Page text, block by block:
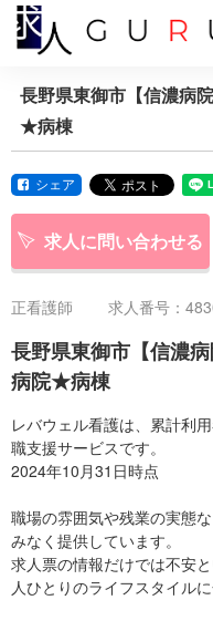
長野県東御市【信濃病
★病棟
シェア
求人に問い合わせる
正看護師 求人番号：
長野県東御市【信濃
病院★病棟
レバウェル看護は、累計利
職支援サービスです。
2024年10月31日時点
職場の雰囲気や残業の実態
みなく提供しています。
求人票の情報だけでは不安
人ひとりのライフスタイル